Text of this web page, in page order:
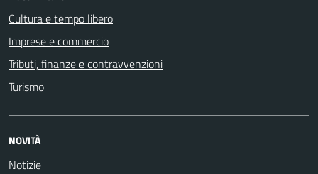
Cultura e tempo libero
Imprese e commercio
Tributi, finanze e contravvenzioni
Turismo
NOVITÀ
Notizie